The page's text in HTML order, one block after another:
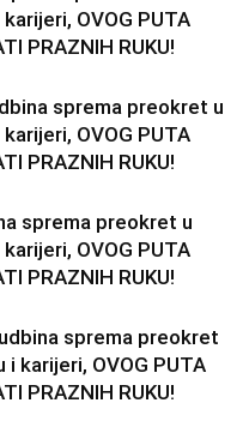
OVOG PUTA
PRAZNIH RUKU!
sprema preokret u
OVOG PUTA
PRAZNIH RUKU!
sprema preokret u
OVOG PUTA
PRAZNIH RUKU!
sprema preokret
i karijeri, OVOG PUTA
PRAZNIH RUKU!